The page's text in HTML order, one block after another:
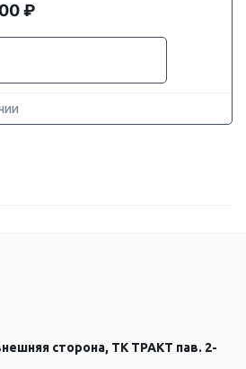
₽
сторона, ТК ТРАКТ пав. 2-